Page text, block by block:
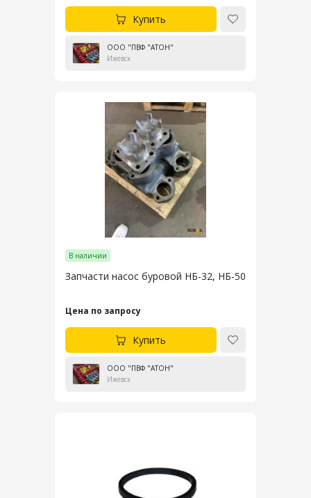
Купить
ООО "ПВФ "АТОН"
Ижевск
В наличии
Запчасти насос буровой НБ-32, НБ-50
Цена по запросу
Купить
ООО "ПВФ "АТОН"
Ижевск